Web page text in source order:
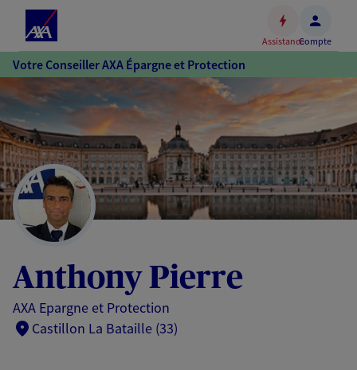
Accéder
au
contenu
Accéder
au
pied
de
page
AssistanceCompte
Votre Conseiller AXA Épargne et Protection
Anthony Pierre
AXA Epargne et Protection
Castillon La Bataille (33)